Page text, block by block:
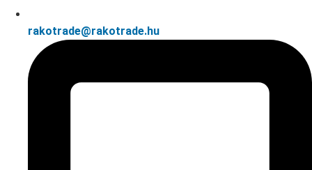
rakotrade@rakotrade.hu